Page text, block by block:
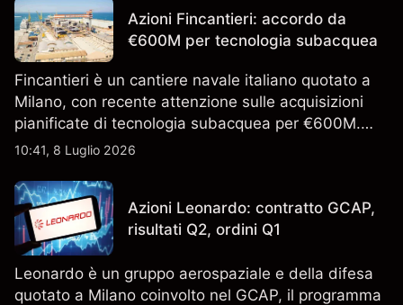
Azioni Fincantieri: accordo da
€600M per tecnologia subacquea
Fincantieri è un cantiere navale italiano quotato a
Milano, con recente attenzione sulle acquisizioni
pianificate di tecnologia subacquea per €600M.
Scopri i target di prezzo FCT di terze parti e l'analisi
indicatore affidabile dei risultati futuri.
10:41, 8 Luglio 2026
Azioni Leonardo: contratto GCAP,
risultati Q2, ordini Q1
Leonardo è un gruppo aerospaziale e della difesa
quotato a Milano coinvolto nel GCAP, il programma